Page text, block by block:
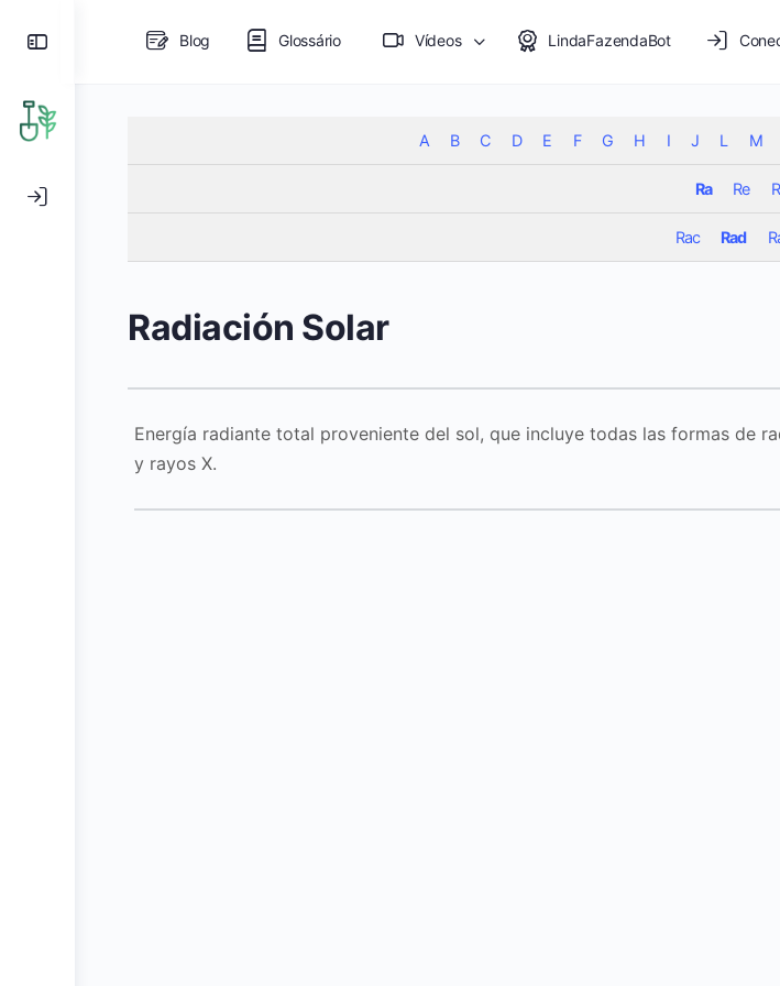
Blog Glossário Vídeos LindaFazendaBot
A B C D E F G H I J L M
Ra Re
Rac Rad
Radiación Solar
Energía radiante total proveniente del sol, que incluye todas las formas de
y rayos X.